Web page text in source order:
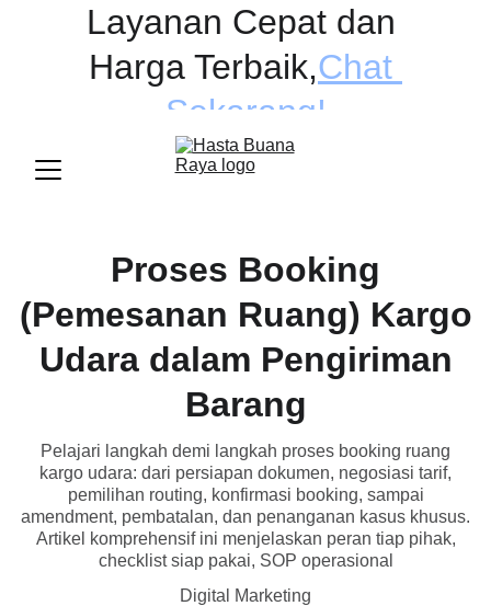
Layanan Cepat dan
Harga Terbaik,Chat
Sekarang!
Proses Booking
(Pemesanan Ruang) Kargo
Udara dalam Pengiriman
Barang
Pelajari langkah demi langkah proses booking ruang
kargo udara: dari persiapan dokumen, negosiasi tarif,
pemilihan routing, konfirmasi booking, sampai
amendment, pembatalan, dan penanganan kasus khusus.
Artikel komprehensif ini menjelaskan peran tiap pihak,
checklist siap pakai, SOP operasional
Digital Marketing